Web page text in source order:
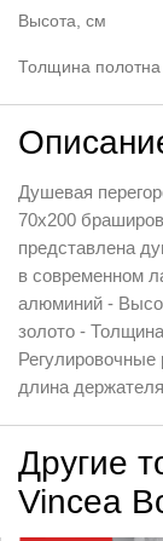
Высота, см
Толщина
Душевая
70x200
представлена
в современном
алюминий -
золото -
длина
Другие
Vincea